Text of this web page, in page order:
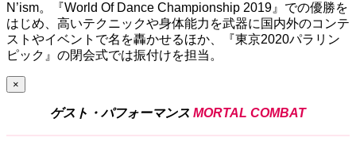
N’ism。『World Of Dance Championship 2019』での優勝を
はじめ、高いテクニックや身体能力を武器に国内外のコンテ
ストやイベントで名を轟かせるほか、『東京2020パラリン
ピック』の閉会式では振付けを担当。
×
ゲスト・パフォーマンス MORTAL COMBAT